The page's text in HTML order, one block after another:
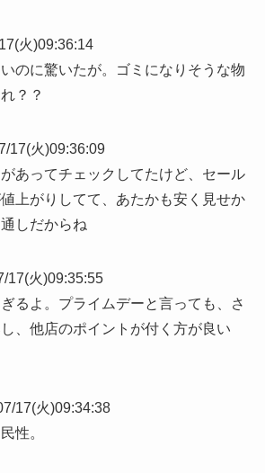
火)09:36:14
のに驚いたが。ゴミになりそうな物
？？
17(火)09:36:09
あってチェックしてたけど、セール
上がりしてて、あたかも安く見せか
しだからね
17(火)09:35:55
るよ。プライムデーと言っても、さ
、他店のポイントが付く方が良い
17(火)09:34:38
性。